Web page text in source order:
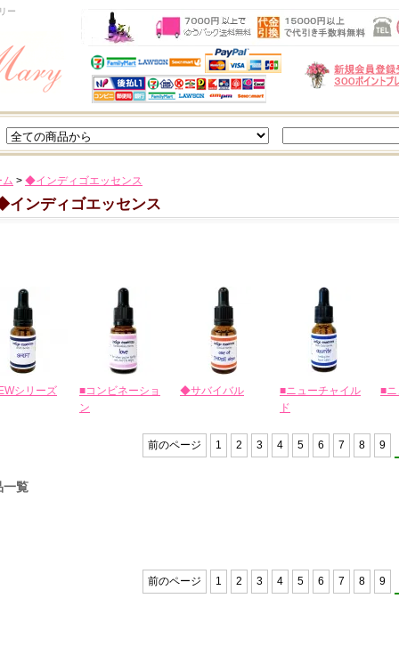
ー
ム > ◆インディゴエッセンス
インディゴエッセンス
シリーズ
■コンビネーショ
ン
◆サバイバル
■ニューチャイル
ド
■
前のページ 1 2 3 4 5 6 7 8 9
一覧
前のページ 1 2 3 4 5 6 7 8 9